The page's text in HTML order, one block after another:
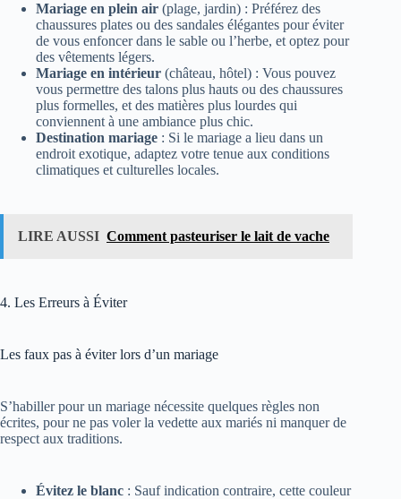
Mariage en plein air (plage, jardin) : Préférez des
chaussures plates ou des sandales élégantes pour éviter
de vous enfoncer dans le sable ou l’herbe, et optez pour
des vêtements légers.
Mariage en intérieur (château, hôtel) : Vous pouvez
vous permettre des talons plus hauts ou des chaussures
plus formelles, et des matières plus lourdes qui
conviennent à une ambiance plus chic.
Destination mariage : Si le mariage a lieu dans un
endroit exotique, adaptez votre tenue aux conditions
climatiques et culturelles locales.
LIRE AUSSI Comment pasteuriser le lait de vache
4. Les Erreurs à Éviter
Les faux pas à éviter lors d’un mariage
S’habiller pour un mariage nécessite quelques règles non
écrites, pour ne pas voler la vedette aux mariés ni manquer de
respect aux traditions.
Évitez le blanc : Sauf indication contraire, cette couleur